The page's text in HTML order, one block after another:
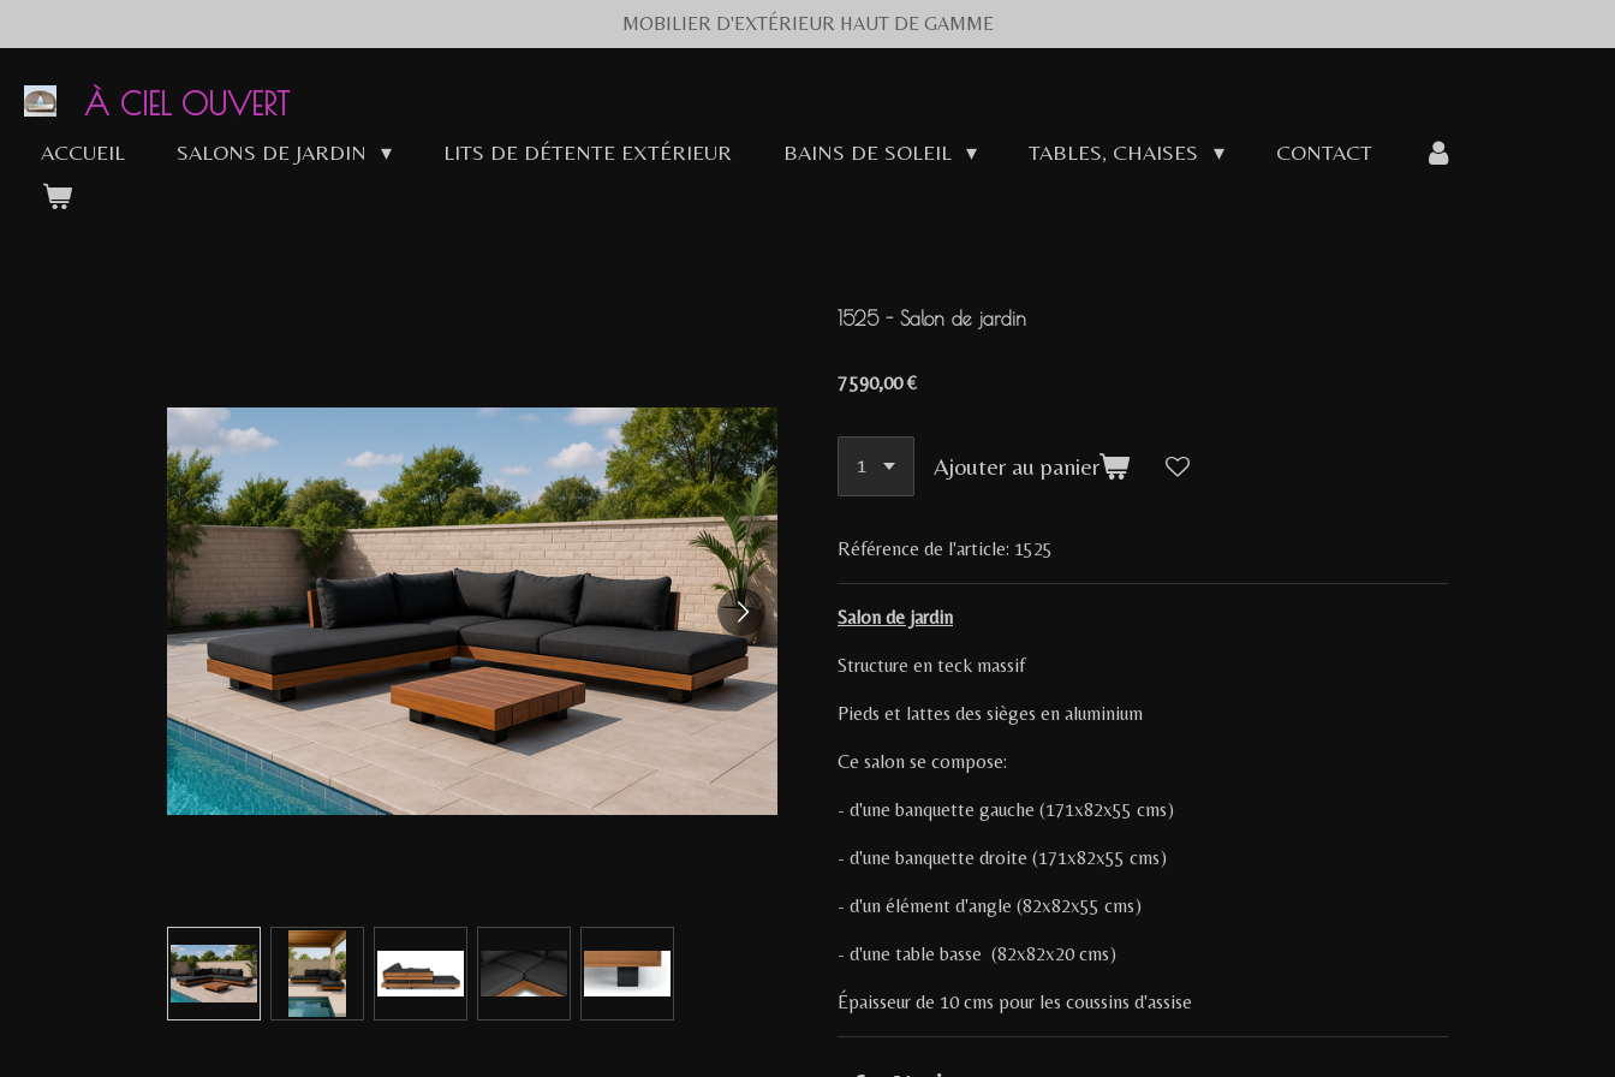
au
contenu
principal
MOBILIER D'EXTÉRIEUR HAUT DE GAMME
À CIEL OUVERT
ACCUEIL SALONS DE JARDIN LITS DE DÉTENTE EXTÉRIEUR BAINS DE SOLEIL TABLES, CHAISES CONTACT
1525 - Salon de jardin
7 590,00 €
Ajouter au panier
Référence de l'article: 1525
Salon de jardin
Structure en teck massif
Pieds et lattes des sièges en aluminium
Ce salon se compose:
- d'une banquette gauche (171x82x55 cms)
- d'une banquette droite (171x82x55 cms)
- d'un élément d'angle (82x82x55 cms)
- d'une table basse (82x82x20 cms)
Épaisseur de 10 cms pour les coussins d'assise